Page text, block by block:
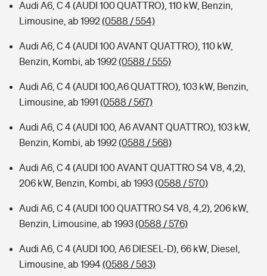
Audi A6, C 4 (AUDI 100 QUATTRO), 110 kW, Benzin,
Limousine, ab 1992(0588 / 554)
Audi A6, C 4 (AUDI 100 AVANT QUATTRO), 110 kW,
Benzin, Kombi, ab 1992(0588 / 555)
Audi A6, C 4 (AUDI 100,A6 QUATTRO), 103 kW, Benzin,
Limousine, ab 1991 (0588 / 567)
Audi A6, C 4 (AUDI 100, A6 AVANT QUATTRO), 103 kW,
Benzin, Kombi, ab 1992(0588 / 568)
Audi A6, C 4 (AUDI 100 AVANT QUATTRO S4 V8, 4,2),
206 kW, Benzin, Kombi, ab 1993(0588 / 570)
Audi A6, C 4 (AUDI 100 QUATTRO S4 V8, 4,2), 206 kW,
Benzin, Limousine, ab 1993(0588 / 576)
Audi A6, C 4 (AUDI 100, A6 DIESEL-D), 66 kW, Diesel,
Limousine, ab 1994(0588 / 583)